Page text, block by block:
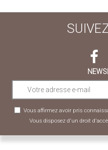
Vous affirmez avoir pris
Vous disposez d'un droit